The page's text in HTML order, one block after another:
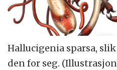
Hallucigenia sparsa,
den for seg.